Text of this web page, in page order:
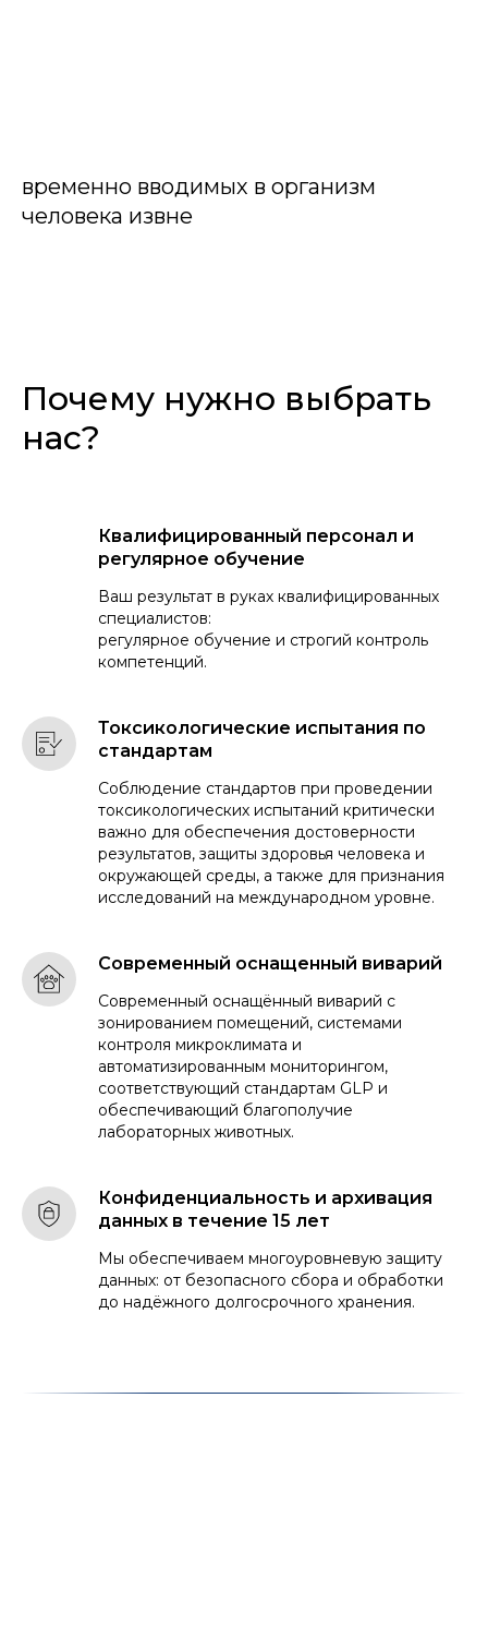
временно вводимых в организм
человека извне
имплантируемых в организм
человека
Почему нужно выбрать
нас?
Квалифицированный персонал и
регулярное обучение
Ваш результат в руках квалифицированных
специалистов:
регулярное обучение и строгий контроль
компетенций.
Токсикологические испытания по
стандартам
Соблюдение стандартов при проведении
токсикологических испытаний критически
важно для обеспечения достоверности
результатов, защиты здоровья человека и
окружающей среды, а также для признания
исследований на международном уровне.
Современный оснащенный виварий
Современный оснащённый виварий с
зонированием помещений, системами
контроля микроклимата и
автоматизированным мониторингом,
соответствующий стандартам GLP и
обеспечивающий благополучие
лабораторных животных.
Конфиденциальность и архивация
данных в течение 15 лет
Мы обеспечиваем многоуровневую защиту
данных: от безопасного сбора и обработки
до надёжного долгосрочного хранения.